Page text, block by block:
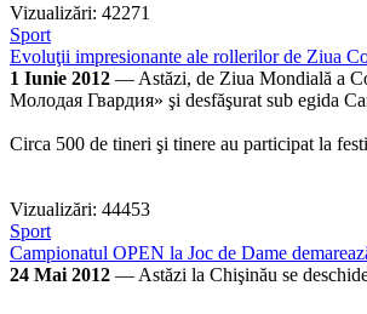
Vizualizări: 42271
Sport
Evoluţii impresionante ale rollerilor de Ziua
1 Iunie 2012 — Astăzi, de Ziua Mondială a
Молодая Гвардия» şi desfăşurat sub egida
Circa 500 de tineri şi tinere au participat la
Vizualizări: 44453
Sport
Campionatul OPEN la Joc de Dame
24 Mai 2012 — Astăzi la Chişinău se